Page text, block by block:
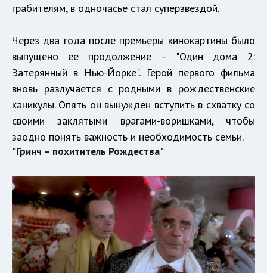
грабителям, в одночасье стал суперзвездой.
Через два года после премьеры кинокартины было
выпущено ее продолжение – "Один дома 2:
Затерянный в Нью-Йорке". Герой первого фильма
вновь разлучается с родными в рождественские
каникулы. Опять он вынужден вступить в схватку со
своими заклятыми врагами-воришками, чтобы
заодно понять важность и необходимость семьи.
"Гринч – похититель Рождества"